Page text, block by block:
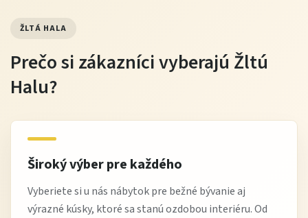
častí. Vďaka tomu si môžete prispôsobiť kuchyňu presne
podľa dispozície miestnosti a vašich potrieb.
Premyslené úložné riešenia zabezpečujú prehľadnosť a
Povrch a dizajn
Dekor orech Milano prináša do kuchyne prírodný, teplý a
elegantný vzhľad. Vďaka nemu pôsobí interiér útulne a
harmonicky, pričom si zachováva moderný charakter.
ŽLTÁ HALA
Prečo si zákazníci vyberajú Žltú
Halu?
Široký výber pre každého
Vyberiete si u nás nábytok pre bežné bývanie aj
výrazné kúsky, ktoré sa stanú ozdobou interiéru. Od